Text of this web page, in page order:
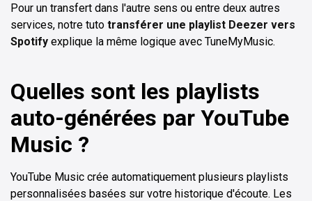
Pour un transfert dans l'autre sens ou entre deux autres
services, notre tuto transférer une playlist Deezer vers
Spotify explique la même logique avec TuneMyMusic.
Quelles sont les playlists
auto-générées par YouTube
Music ?
YouTube Music crée automatiquement plusieurs playlists
personnalisées basées sur votre historique d'écoute. Les